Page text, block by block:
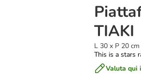
TIAKI
L 30 x P 20 cm
This is a stars
Valuta qui